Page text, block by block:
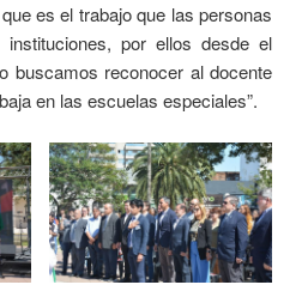
es el trabajo que las personas
por ellos desde el
buscamos reconocer al docente
en las escuelas especiales”.